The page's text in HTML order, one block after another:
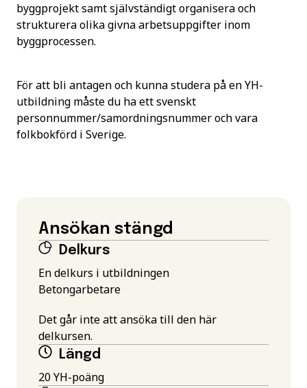
byggprojekt samt självständigt organisera och
strukturera olika givna arbetsuppgifter inom
byggprocessen.
För att bli antagen och kunna studera på en YH-
utbildning måste du ha ett svenskt
personnummer/samordningsnummer och vara
folkbokförd i Sverige.
Ansökan stängd
Delkurs
En delkurs i utbildningen
Betongarbetare
Det går inte att ansöka till den här
delkursen.
Längd
20 YH-poäng